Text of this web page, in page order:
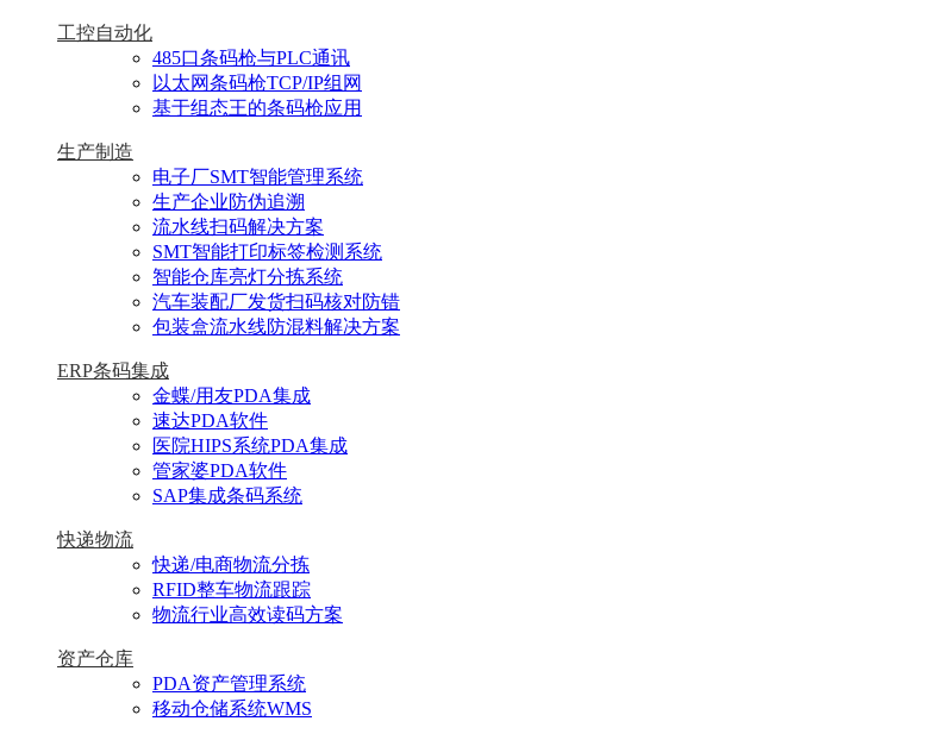
工控自动化
485口条码枪与PLC通讯
以太网条码枪TCP/IP组网
基于组态王的条码枪应用
生产制造
电子厂SMT智能管理系统
生产企业防伪追溯
流水线扫码解决方案
SMT智能打印标签检测系统
智能仓库亮灯分拣系统
汽车装配厂发货扫码核对防错
包装盒流水线防混料解决方案
ERP条码集成
金蝶/用友PDA集成
速达PDA软件
医院HIPS系统PDA集成
管家婆PDA软件
SAP集成条码系统
快递物流
快递/电商物流分拣
RFID整车物流跟踪
物流行业高效读码方案
资产仓库
PDA资产管理系统
移动仓储系统WMS